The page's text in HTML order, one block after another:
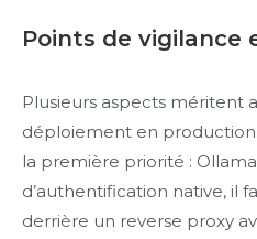
Points de vigilance
Plusieurs aspects méritent
déploiement en
la première priorité :
d’authentification native, il
derrière un reverse proxy